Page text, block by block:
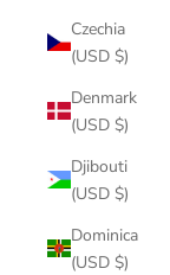
Czechia
(USD $)
Denmark
(USD $)
Djibouti
(USD $)
Dominica
(USD $)